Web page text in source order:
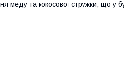
меду та кокосової стружки, що у